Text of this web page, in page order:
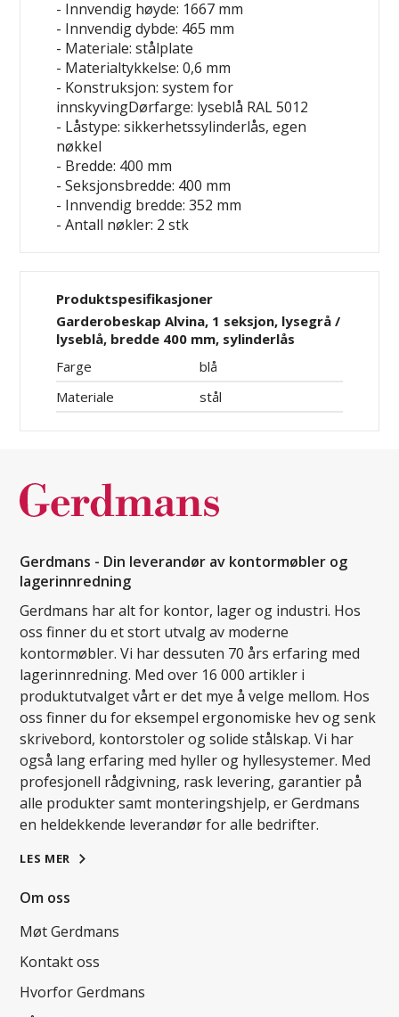
- Innvendig høyde: 1667 mm
- Innvendig dybde: 465 mm
- Materiale: stålplate
- Materialtykkelse: 0,6 mm
- Konstruksjon: system for
innskyvingDørfarge: lyseblå RAL 5012
- Låstype: sikkerhetssylinderlås, egen
nøkkel
- Bredde: 400 mm
- Seksjonsbredde: 400 mm
- Innvendig bredde: 352 mm
- Antall nøkler: 2 stk
Produktspesifikasjoner
Garderobeskap Alvina, 1 seksjon, lysegrå /
lyseblå, bredde 400 mm, sylinderlås
Farge
blå
Materiale
stål
Gerdmans - Din leverandør av kontormøbler og
lagerinnredning
Gerdmans har alt for kontor, lager og industri. Hos
oss finner du et stort utvalg av moderne
kontormøbler. Vi har dessuten 70 års erfaring med
lagerinnredning. Med over 16 000 artikler i
produktutvalget vårt er det mye å velge mellom. Hos
oss finner du for eksempel ergonomiske hev og senk
skrivebord, kontorstoler og solide stålskap. Vi har
også lang erfaring med hyller og hyllesystemer. Med
profesjonell rådgivning, rask levering, garantier på
alle produkter samt monteringshjelp, er Gerdmans
en heldekkende leverandør for alle bedrifter.
LES MER
Om oss
Møt Gerdmans
Kontakt oss
Hvorfor Gerdmans